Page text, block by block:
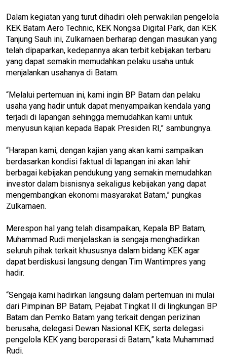
Dalam kegiatan yang turut dihadiri oleh perwakilan pengelola
KEK Batam Aero Technic, KEK Nongsa Digital Park, dan KEK
Tanjung Sauh ini, Zulkarnaen berharap dengan masukan yang
telah dipaparkan, kedepannya akan terbit kebijakan terbaru
yang dapat semakin memudahkan pelaku usaha untuk
menjalankan usahanya di Batam.
“Melalui pertemuan ini, kami ingin BP Batam dan pelaku
usaha yang hadir untuk dapat menyampaikan kendala yang
terjadi di lapangan sehingga memudahkan kami untuk
menyusun kajian kepada Bapak Presiden RI,” sambungnya.
“Harapan kami, dengan kajian yang akan kami sampaikan
berdasarkan kondisi faktual di lapangan ini akan lahir
berbagai kebijakan pendukung yang semakin memudahkan
investor dalam bisnisnya sekaligus kebijakan yang dapat
mengembangkan ekonomi masyarakat Batam,” pungkas
Zulkarnaen.
Merespon hal yang telah disampaikan, Kepala BP Batam,
Muhammad Rudi menjelaskan ia sengaja menghadirkan
seluruh pihak terkait khususnya dalam bidang KEK agar
dapat berdiskusi langsung dengan Tim Wantimpres yang
hadir.
“Sengaja kami hadirkan langsung dalam pertemuan ini mulai
dari Pimpinan BP Batam, Pejabat Tingkat II di lingkungan BP
Batam dan Pemko Batam yang terkait dengan perizinan
berusaha, delegasi Dewan Nasional KEK, serta delegasi
pengelola KEK yang beroperasi di Batam,” kata Muhammad
Rudi.